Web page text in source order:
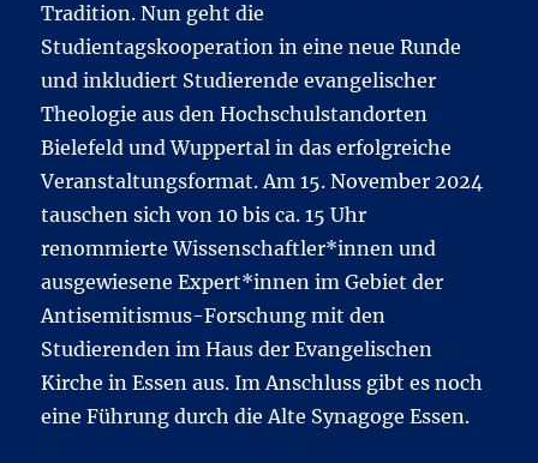
Tradition. Nun geht die
Studientagskooperation in eine neue Runde
und inkludiert Studierende evangelischer
Theologie aus den Hochschulstandorten
Bielefeld und Wuppertal in das erfolgreiche
Veranstaltungsformat. Am 15. November 2024
tauschen sich von 10 bis ca. 15 Uhr
renommierte Wissenschaftler*innen und
ausgewiesene Expert*innen im Gebiet der
Antisemitismus-Forschung mit den
Studierenden im Haus der Evangelischen
Kirche in Essen aus. Im Anschluss gibt es noch
eine Führung durch die Alte Synagoge Essen.